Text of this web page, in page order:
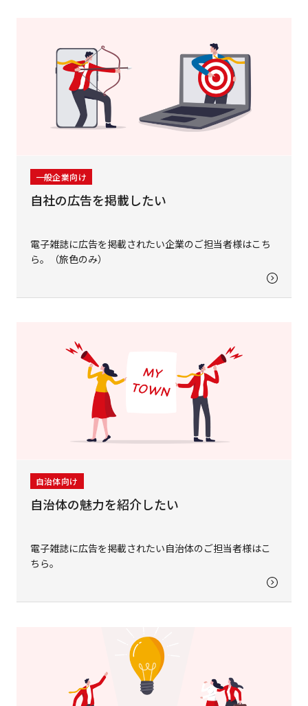
一般企業向け
自社の広告を掲載したい
電子雑誌に広告を掲載されたい企業のご担当者様はこち
ら。（旅色のみ）
自治体向け
自治体の魅力を紹介したい
電子雑誌に広告を掲載されたい自治体のご担当者様はこ
ちら。